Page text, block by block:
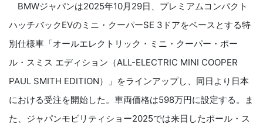
BMWジャパンは2025年10月29日、プレミアムコンパクト
ハッチバックEVのミニ・クーパーSE 3ドアをベースとする特
別仕様車「オールエレクトリック・ミニ・クーパー・ポー
ル・スミス エディション（ALL-ELECTRIC MINI COOPER
PAUL SMITH EDITION）」をラインアップし、同日より日本
における受注を開始した。車両価格は598万円に設定する。ま
た、ジャパンモビリティショー2025では来日したポール・ス